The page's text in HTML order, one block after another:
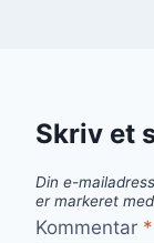
Skriv et
Din e-
er markeret med
Kommentar *